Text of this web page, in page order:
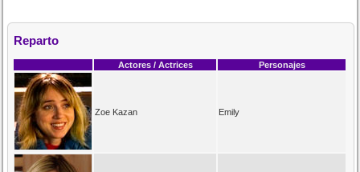
Reparto
Actores / Actrices Personajes
Zoe Kazan Emily